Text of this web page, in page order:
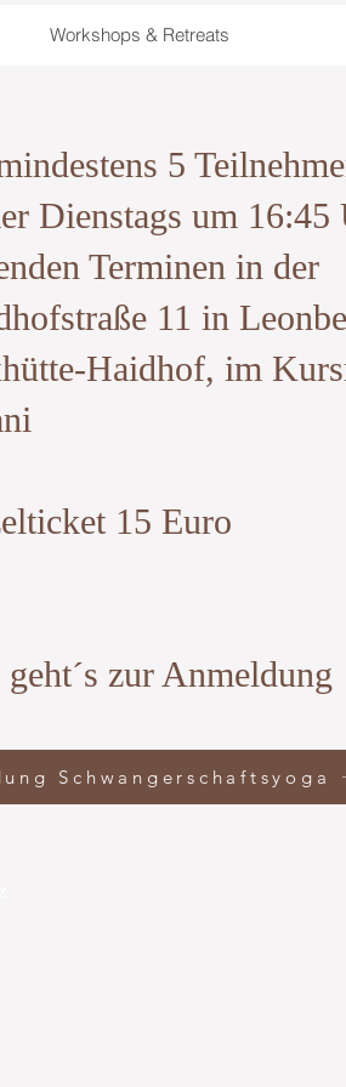
Workshops & Retreats
5
Dienstags um 16:45
Terminen in der
11 in
Haidhof, im
15 Euro
zur Anmeldung
Schwangerschaftsyoga